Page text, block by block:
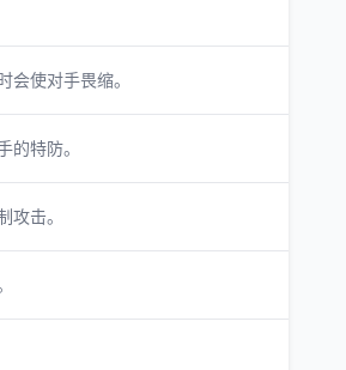
会使对手畏缩。
的特防。
攻击。